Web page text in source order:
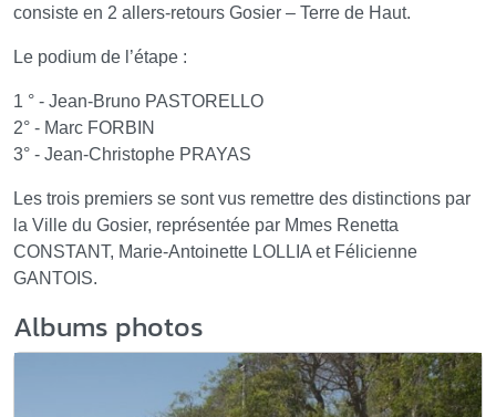
consiste en 2 allers-retours Gosier – Terre de Haut.
Le podium de l’étape :
1 ° - Jean-Bruno PASTORELLO
2° - Marc FORBIN
3° - Jean-Christophe PRAYAS
Les trois premiers se sont vus remettre des distinctions par
la Ville du Gosier, représentée par Mmes Renetta
CONSTANT, Marie-Antoinette LOLLIA et Félicienne
GANTOIS.
Albums photos